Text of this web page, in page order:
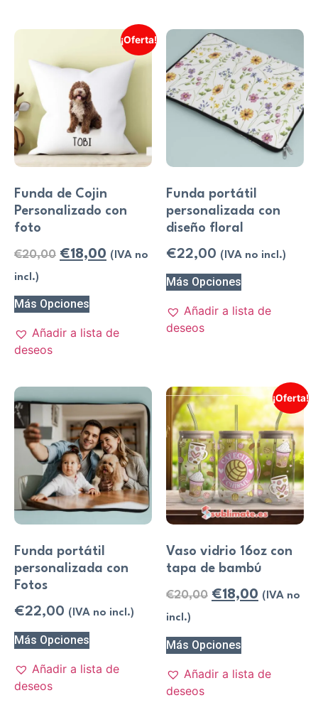
¡Oferta!
Funda de Cojin
Personalizado con
foto
€20,00 €18,00 (IVA no
incl.)
Más Opciones
Añadir a lista de
deseos
Funda portátil
personalizada con
diseño floral
€22,00 (IVA no incl.)
Más Opciones
Añadir a lista de
deseos
Funda portátil
personalizada con
Fotos
€22,00 (IVA no incl.)
Más Opciones
Añadir a lista de
deseos
¡Oferta!
Vaso vidrio 16oz con
tapa de bambú
€20,00 €18,00 (IVA no
incl.)
Más Opciones
Añadir a lista de
deseos